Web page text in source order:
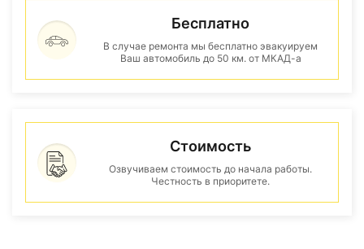
Бесплатно
В случае ремонта мы бесплатно эвакуируем
Ваш автомобиль до 50 км. от МКАД-а
Стоимость
Озвучиваем стоимость до начала работы.
Честность в приоритете.